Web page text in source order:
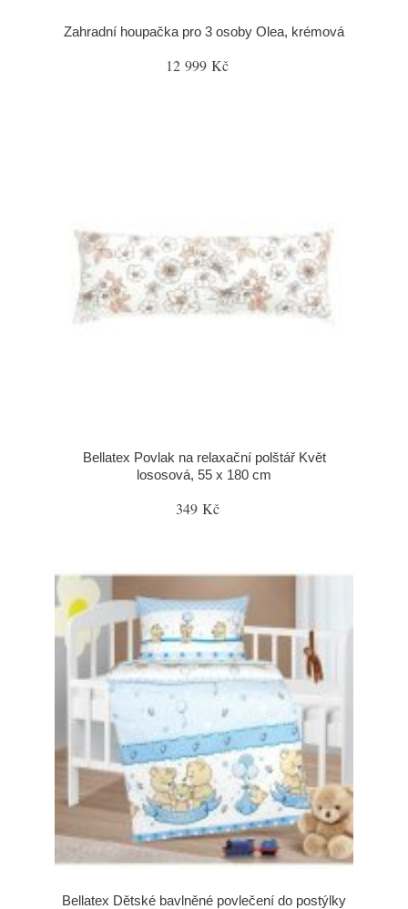
Zahradní houpačka pro 3 osoby Olea, krémová
12 999 Kč
Bellatex Povlak na relaxační polštář Květ
lososová, 55 x 180 cm
349 Kč
Bellatex Dětské bavlněné povlečení do postýlky